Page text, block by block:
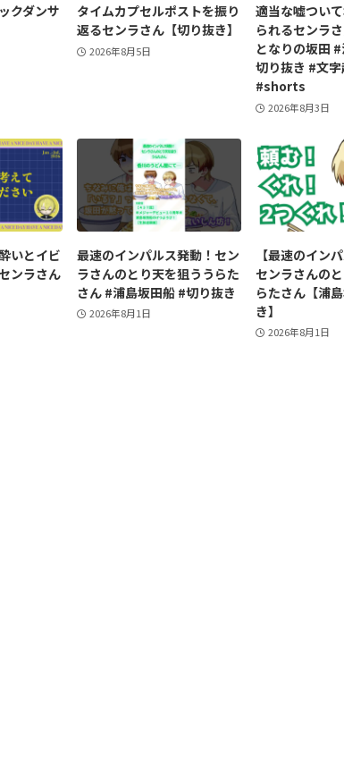
クダンサ
タイムカプセルポストを振り
返るセンラさん【切り抜き】
2026年8月5日
適当な嘘つい
られるセンラ
となりの坂田
切り抜き #文
#shorts
2026年8月3日
いとイビ
ンラさん
最速のインパルス発動！セン
ラさんのとり天を狙ううらた
さん #浦島坂田船 #切り抜き
2026年8月1日
【最速のイン
センラさんの
らたさん【浦
き】
2026年8月1日